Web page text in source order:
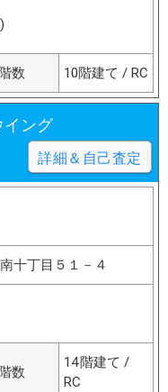
数 10階建て / RC
ング
詳細＆自己査定
十丁目５１－４
数
14階建て /
RC